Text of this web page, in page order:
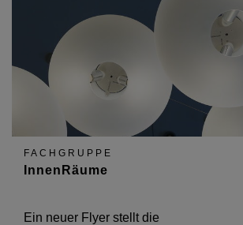
FACHGRUPPE
InnenRäume
Ein neuer Flyer stellt die